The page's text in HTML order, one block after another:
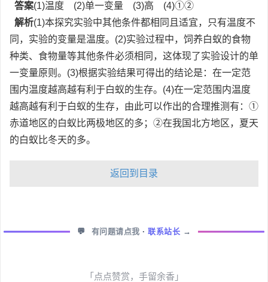
答案(1)温度 (2)单一变量 (3)高 (4)①②
解析(1)本探究实验中其他条件都相同且适宜，只有温度不
同，实验的变量是温度。(2)实验过程中，饲养白蚁的食物
种类、食物量等其他条件必须相同，这体现了实验设计的单
一变量原则。(3)根据实验结果可得出的结论是：在一定范
围内温度越高越有利于白蚁的生存。(4)在一定范围内温度
越高越有利于白蚁的生存，由此可以作出的合理推测有：①
赤道地区的白蚁比两极地区的多；②在我国北方地区，夏天
的白蚁比冬天的多。
返回到目录
💬 有问题请点我 ·联系站长 →
「点点赞赏，手留余香」